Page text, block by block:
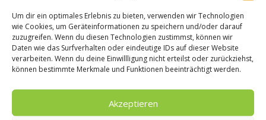
Um dir ein optimales Erlebnis zu bieten, verwenden wir Technologien
wie Cookies, um Geräteinformationen zu speichern und/oder darauf
zuzugreifen. Wenn du diesen Technologien zustimmst, können wir
Daten wie das Surfverhalten oder eindeutige IDs auf dieser Website
verarbeiten. Wenn du deine Einwillligung nicht erteilst oder zurückziehst,
können bestimmte Merkmale und Funktionen beeinträchtigt werden.
Akzeptieren
Was ist der Unterschied zwischen Limonen
und Limetten?